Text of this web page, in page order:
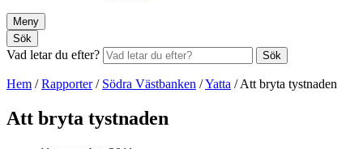
Meny
Sök
Vad letar du efter? Sök
Hem /Rapporter/ Södra Västbanken /Yatta /Att bryta tystnaden
Att bryta tystnaden